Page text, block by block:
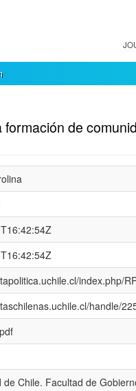
de
index.php/
handle/
de Chile. Facultad de